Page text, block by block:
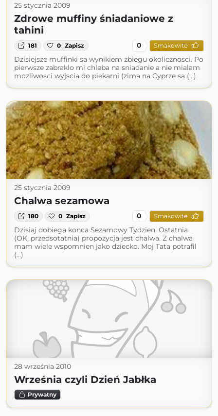
25 stycznia 2009
Zdrowe muffiny śniadaniowe z
tahini
181 0 Zapisz 0 Smakowite
Dzisiejsze muffinki sa wynikiem zbiegu okolicznosci. Po
pierwsze zabraklo mi chleba na sniadanie a nie mialam
mozliwosci wyjscia do piekarni (zima na Cyprze sa (...)
25 stycznia 2009
Chalwa sezamowa
180 0 Zapisz 0 Smakowite
Dzisiaj dobiega konca Sezamowy Tydzien. Ostatnia
(OK, przedsotatnia) propozycja jest chalwa. Z chalwa
mam wiele wspomnien jako dziecko. Moj Tata potrafil
(...)
28 września 2010
Września czyli Dzień Jabłka
Prywatny